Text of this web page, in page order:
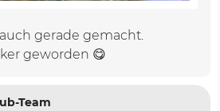
gerade gemacht.
geworden 😋
Team